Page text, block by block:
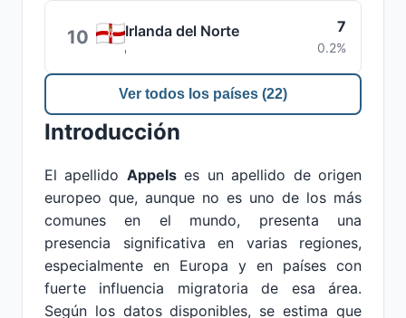
10 Irlanda del Norte 7
0.2%
Ver todos los países (22)
Introducción
El apellido Appelses un apellido de origen
europeo que, aunque no es uno de los más
comunes en el mundo, presenta una
presencia significativa en varias regiones,
especialmente en Europa y en países con
fuerte influencia migratoria de esa área.
Según los datos disponibles, se estima que